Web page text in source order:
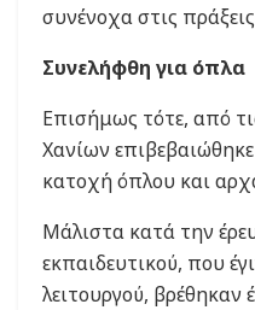
συνένοχα στις
Συνελήφθη για όπλα
Επισήμως τότε, από
Χανίων
κατοχή όπλου και
Μάλιστα κατά την
εκπαιδευτικού, που
λειτουργού, βρέθηκαν